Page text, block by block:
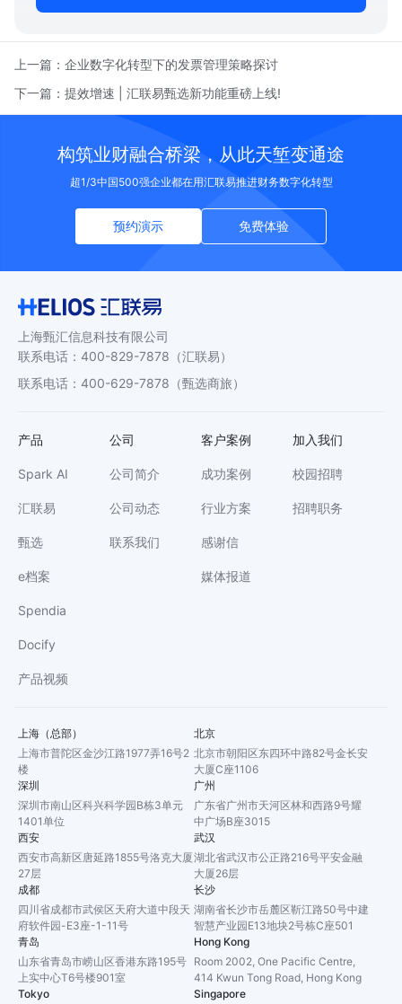
上一篇： 企业数字化转型下的发票管理策略探讨
下一篇： 提效增速 | 汇联易甄选新功能重磅上线!
构筑业财融合桥梁，从此天堑变通途
超1/3中国500强企业都在用汇联易推进财务数字化转型
预约演示 免费体验
上海甄汇信息科技有限公司
联系电话 ： 400-829-7878 （汇联易）
联系电话 ： 400-629-7878 （甄选商旅）
产品
Spark AI
汇联易
甄选
e档案
Spendia
Docify
产品视频
公司
公司简介
公司动态
联系我们
客户案例
成功案例
行业方案
感谢信
媒体报道
加入我们
校园招聘
招聘职务
上海（总部）
上海市普陀区金沙江路1977弄16号2
楼
北京
北京市朝阳区东四环中路82号金长安
大厦C座1106
深圳
深圳市南山区科兴科学园B栋3单元
1401单位
广州
广东省广州市天河区林和西路9号耀
中广场B座3015
西安
西安市高新区唐延路1855号洛克大厦
27层
武汉
湖北省武汉市公正路216号平安金融
大厦26层
成都
四川省成都市武侯区天府大道中段天
府软件园-E3座-1-11号
长沙
湖南省长沙市岳麓区靳江路50号中建
智慧产业园E13地块2号栋C座501
青岛
山东省青岛市崂山区香港东路195号
上实中心T6号楼901室
Hong Kong
Room 2002, One Pacific Centre,
414 Kwun Tong Road, Hong Kong
Tokyo
Singapore